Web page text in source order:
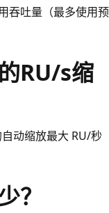
吞吐量（最多使用预
RU/s缩
动缩放最大 RU/秒
？